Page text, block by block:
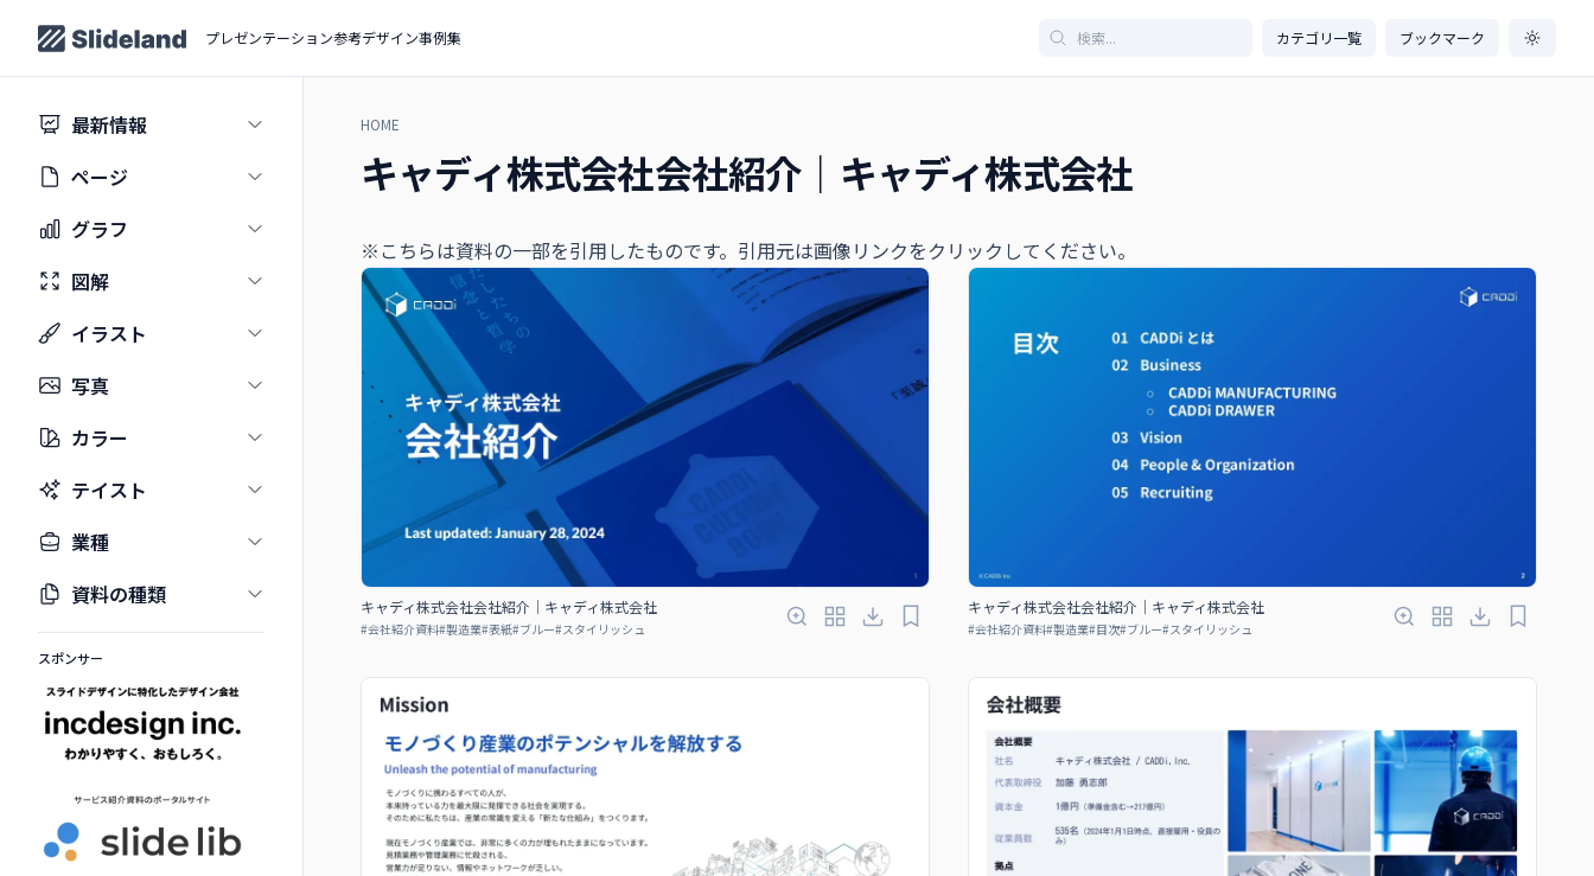
プレゼンテーション参考デザイン事例集 カテゴリ一覧 ブックマーク
最新情報
ページ
グラフ
図解
イラスト
写真
カラー
テイスト
業種
資料の種類
スポンサー
HOME
キャディ株式会社会社紹介｜キャディ株式会社
※こちらは資料の一部を引用したものです。引用元は画像リンクをクリックしてください。
キャディ株式会社会社紹介｜キャディ株式会社
#会社紹介資料#製造業#表紙#ブルー#スタイリッシュ
キャディ株式会社会社紹介｜キャディ株式会社
#会社紹介資料#製造業#目次#ブルー#スタイリッシュ